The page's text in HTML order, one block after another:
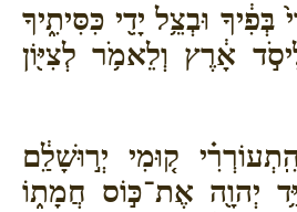
בְּפִ֔יךָ וּבְצֵ֥ל יָדִ֖י כִּסִּיתִ֑יךָ
אָ֔רֶץ וְלֵאמֹ֥ר לְצִיּ֖וֹן
ק֚וּמִי יְר֣וּשָׁלִַ֔ם
יְהוָ֖ה אֶת־כּ֣וֹס חֲמָת֑וֹ